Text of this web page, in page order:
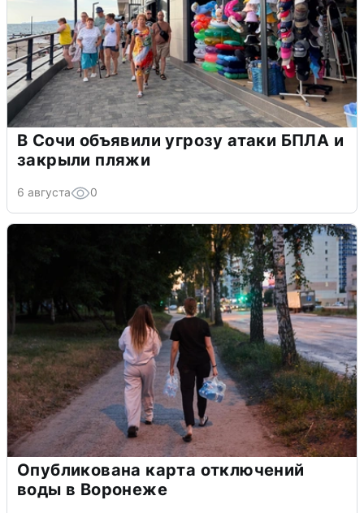
В Сочи объявили угрозу атаки БПЛА и
закрыли пляжи
6 августа 0
Опубликована карта отключений
воды в Воронеже